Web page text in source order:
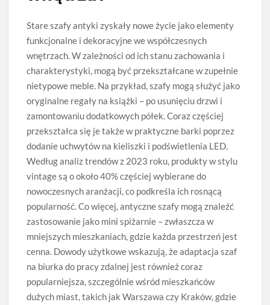
Stare szafy antyki zyskały nowe życie jako elementy
funkcjonalne i dekoracyjne we współczesnych
wnętrzach. W zależności od ich stanu zachowania i
charakterystyki, mogą być przekształcane w zupełnie
nietypowe meble. Na przykład, szafy mogą służyć jako
oryginalne regały na książki – po usunięciu drzwi i
zamontowaniu dodatkowych półek. Coraz częściej
przekształca się je także w praktyczne barki poprzez
dodanie uchwytów na kieliszki i podświetlenia LED.
Według analiz trendów z 2023 roku, produkty w stylu
vintage są o około 40% częściej wybierane do
nowoczesnych aranżacji, co podkreśla ich rosnącą
popularność. Co więcej, antyczne szafy mogą znaleźć
zastosowanie jako mini spiżarnie – zwłaszcza w
mniejszych mieszkaniach, gdzie każda przestrzeń jest
cenna. Dowody użytkowe wskazują, że adaptacja szaf
na biurka do pracy zdalnej jest również coraz
popularniejsza, szczególnie wśród mieszkańców
dużych miast, takich jak Warszawa czy Kraków, gdzie